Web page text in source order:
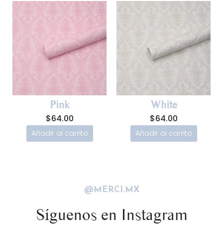
Pink
$64.00
Añadir al carrito
White
$64.00
Añadir al carrito
@MERCI.MX
Síguenos en Instagram